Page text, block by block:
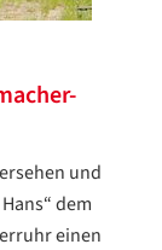
und
dem
einen